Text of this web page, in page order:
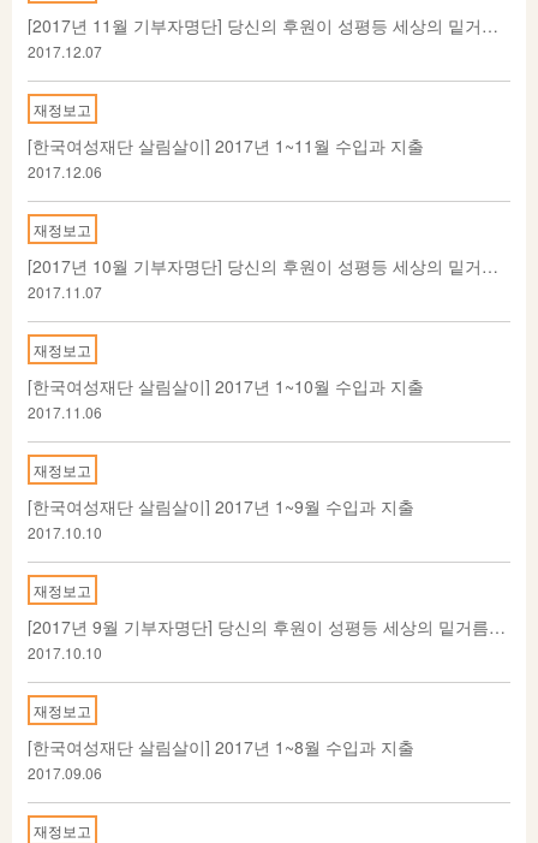
[2017년 11월 기부자명단] 당신의 후원이 성평등 세상의 밑거름이 됩니다
2017.12.07
재정보고
[한국여성재단 살림살이] 2017년 1~11월 수입과 지출
2017.12.06
재정보고
[2017년 10월 기부자명단] 당신의 후원이 성평등 세상의 밑거름이 됩니다
2017.11.07
재정보고
[한국여성재단 살림살이] 2017년 1~10월 수입과 지출
2017.11.06
재정보고
[한국여성재단 살림살이] 2017년 1~9월 수입과 지출
2017.10.10
재정보고
[2017년 9월 기부자명단] 당신의 후원이 성평등 세상의 밑거름이 됩니다
2017.10.10
재정보고
[한국여성재단 살림살이] 2017년 1~8월 수입과 지출
2017.09.06
재정보고